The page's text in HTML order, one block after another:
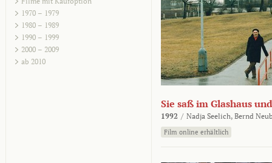
1970 – 1979
1980 – 1989
1990 – 1999
2000 – 2009
ab 2010
Sie saß im Glashaus
1992 / Nadja Seelich, Bernd
Film online erhältlich